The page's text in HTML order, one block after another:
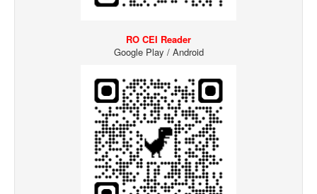
RO CEI Reader
Google Play / Android